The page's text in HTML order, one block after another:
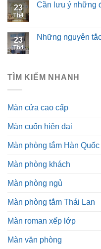
23
Th4
Cần lưu ý những
23
Th4
Những nguyên
TÌM KIẾM NHANH
Màn cửa cao cấp
Màn cuốn hiện đại
Màn phòng tắm Hàn Quốc
Màn phòng khách
Màn phòng ngủ
Màn phòng tắm Thái Lan
Màn roman xếp lớp
Màn văn phòng